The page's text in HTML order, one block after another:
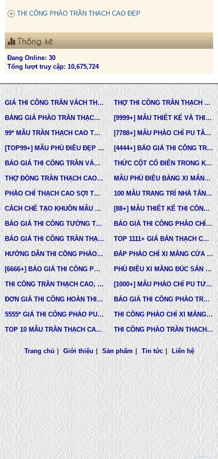
THI CÔNG PHÀO TRẦN THẠCH CAO ĐẸP
Thống kê
Đang Online: 30
Tổng lượt truy cập: 10,675,724
GIÁ THI CÔNG TRẦN VÁCH THẠCH CAO TẠI TPHCM THỢ THI CÔNG TRẦN THẠCH CAO ĐẸP TẠI TPHCM
BẢNG GIÁ PHÀO TRẦN THẠCH CAO TÂN CỔ ĐIỂN [9999+] MẪU THIẾT KẾ VÀ THI CÔNG TRẦN THẠCH CAO ĐẸP
99* MẪU TRẦN THẠCH CAO TÂN CỔ ĐIỂN ĐẸP NHẤT HIỆN NAY [7788+] MẪU PHÀO CHỈ PU TÂN CỔ ĐIỂN ĐẸP NHẤT HIỆN NAY
[TOP99+] MẪU PHÙ ĐIÊU ĐẸP TRONG THIẾT KẾ KIẾN TRÚC [4444+] BÁO GIÁ THI CÔNG TRỌN GÓI PHÀO CHỈ PU MỚI NHẤT
BÁO GIÁ THI CÔNG TRẦN VÁCH THẠCH CAO TRỌN GÓI THỨC CỘT CỔ ĐIỂN TRONG KIẾN TRÚC
THỢ ĐÓNG TRẦN THẠCH CAO GIÁ RẺ Ở TPHCM MẪU PHÙ ĐIÊU BẰNG XI MĂNG ĐÚC SẴN NHÀ PHỐ BIỆT THỰ LÂU ĐÀI TOÀN QUỐC
PHÀO CHỈ THẠCH CAO SỢI THỦY TINH 100 MẪU TRANG TRÍ NHÀ TÂN CỔ ĐIỂN
CÁCH CHẾ TẠO KHUÔN MẪU COMPOSITE ĐÚC BÊ TÔNG -XI MĂNG-THẠCH CAO CÁC LOẠI [88+] MẪU THIẾT KẾ THI CÔNG TRẦN THẠCH CAO TÂN CỔ ĐIỂN MỚI NHẤT
BÁO GIÁ THI CÔNG TƯỜNG THẠCH CAO, VÁCH THẠCH CAO TƯỜNG NHÀ MỚI NHẤT BÁO GIÁ THI CÔNG PHÀO CHỈ PU TÂN CỔ ĐIỂN TẠI TPHCM
BÁO GIÁ THI CÔNG TRẦN THẠCH CAO TRỌN GÓI MỚI NHẤT TOP 1111+ GIÁ BÁN THẠCH CAO PHÀO CHỈ, PHÙ ĐIÊU, ĐẦU CỘT TÂN CỔ ĐIỂN
HƯỚNG DẪN THI CÔNG PHÀO CHỈ PU, PHÀO CHỈ THẠCH CAO, PHÀO CHỈ XI MĂNG. ĐẮP PHÀO CHỈ XI MĂNG CỬA SỔ, CỬA ĐI NHÀ PHỐ, BIỆT THỰ, LÂU ĐÀI TÂN CỔ ĐIỂN
[6666+] BÁO GIÁ THI CÔNG PHÀO CHỈ NHỰA PU MỚI NHẤT PHÙ ĐIÊU XI MĂNG ĐÚC SẴN NHÀ PHỐ BIỆT THỰ TẠI LONG AN VÀ TÂY NINH
THI CÔNG TRẦN THẠCH CAO, PHÀO CHỈ, PHÙ ĐIÊU TẠI TPHCM [1000+] MẪU PHÀO CHỈ PU TƯỜNG NHÀ ĐẸP, NẸP CHỈ THẠCH CAO ỐP TƯỜNG
ĐƠN GIÁ THI CÔNG HOÀN THIỆN TRẦN THẠCH CAO TẠI TPHCM BÁO GIÁ THI CÔNG PHÀO TRẦN THẠCH CAO MỚI NHẤT
5555* GIÁ THI CÔNG PHÀO PU TƯỜNG NHÀ MỚI NHẤT THI CÔNG PHÀO CHỈ XI MĂNG NHÀ PHỐ, BIỆT THƯ, LÂU ĐÀI DINH THỰ
TOP 10 MẪU TRẦN THẠCH CAO CHUNG CƯ ĐẸP NHẤT THI CÔNG PHÀO TRẦN THẠCH CAO VĨNH TƯỜNG GIÁ RẺ
Trang chủ | Giới thiệu | Sản phẩm | Tin tức | Liên hệ